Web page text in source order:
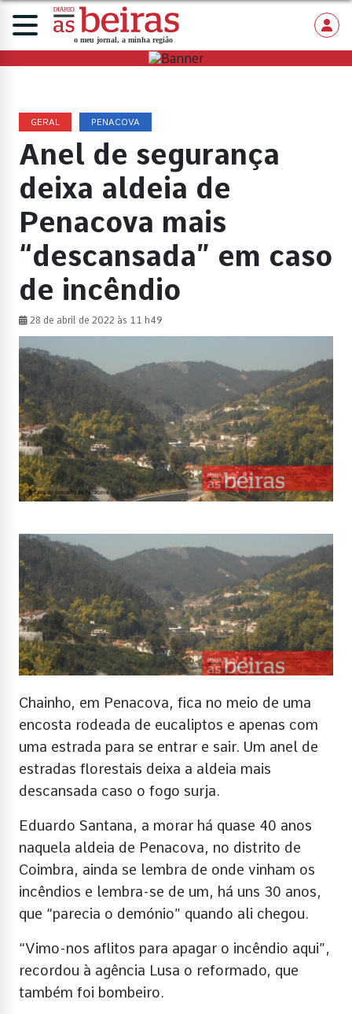
GERAL PENACOVA
Anel de segurança
deixa aldeia de
Penacova mais
“descansada” em caso
de incêndio
28 de abril de 2022 às 11 h49
Chainho, em Penacova, fica no meio de uma
encosta rodeada de eucaliptos e apenas com
uma estrada para se entrar e sair. Um anel de
estradas florestais deixa a aldeia mais
descansada caso o fogo surja.
Eduardo Santana, a morar há quase 40 anos
naquela aldeia de Penacova, no distrito de
Coimbra, ainda se lembra de onde vinham os
incêndios e lembra-se de um, há uns 30 anos,
que “parecia o demónio” quando ali chegou.
“Vimo-nos aflitos para apagar o incêndio aqui”,
recordou à agência Lusa o reformado, que
também foi bombeiro.